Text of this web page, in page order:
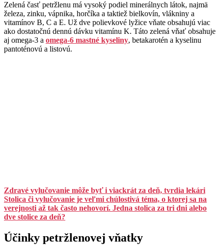
Zelená časť petržlenu má vysoký podiel minerálnych látok, najmä
železa, zinku, vápnika, horčíka a taktiež bielkovín, vlákniny a
vitamínov B, C a E. Už dve polievkové lyžice vňate obsahujú viac
ako dostatočnú dennú dávku vitamínu K. Táto zelená vňať obsahuje
aj omega-3 a omega-6 mastné kyseliny, betakarotén a kyselinu
pantoténovú a listovú.
Zdravé vylučovanie môže byť i viackrát za deň, tvrdia lekári
Stolica či vylučovanie je veľmi chúlostivá téma, o ktorej sa na
verejnosti až tak často nehovorí. Jedna stolica za tri dni alebo
dve stolice za deň?
Účinky petržlenovej vňatky